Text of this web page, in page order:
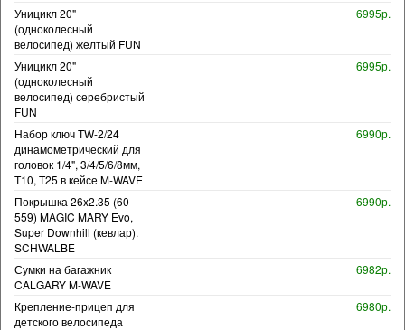
Уницикл 20"
(одноколесный
велосипед) желтый FUN
6995р.
Уницикл 20"
(одноколесный
велосипед) серебристый
FUN
6995р.
Набор ключ TW-2/24
динамометрический для
головок 1/4", 3/4/5/6/8мм,
T10, T25 в кейсе M-WAVE
6990р.
Покрышка 26x2.35 (60-
559) MAGIC MARY Evo,
Super Downhill (кевлар).
SCHWALBE
6990р.
Сумки на багажник
CALGARY M-WAVE
6982р.
Крепление-прицеп для
детского велосипеда
6980р.